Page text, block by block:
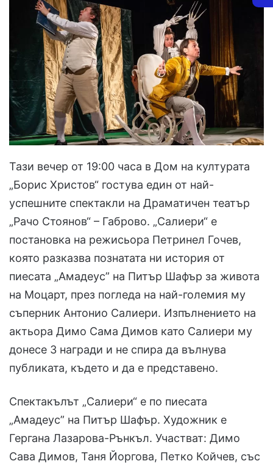
Тази вечер от 19:00 часа в Дом на културата
„Борис Христов“ гостува един от най-
успешните спектакли на Драматичен театър
„Рачо Стоянов“ – Габрово. „Салиери“ е
постановка на режисьора Петринел Гочев,
която разказва познатата ни история от
пиесата „Амадеус” на Питър Шафър за живота
на Моцарт, през погледа на най-големия му
съперник Антонио Салиери. Изпълнението на
актьора Димо Сама Димов като Салиери му
донесе 3 награди и не спира да вълнува
публиката, където и да е представено.
Спектакълът „Салиери“ е по пиесата
„Амадеус” на Питър Шафър. Художник е
Гергана Лазарова-Рънкъл. Участват: Димо
Сава Димов, Таня Йоргова, Петко Койчев, със